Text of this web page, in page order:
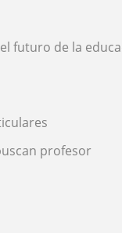
futuro de la
profesor